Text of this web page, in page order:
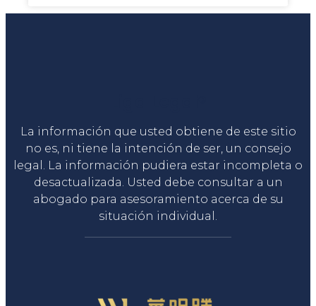
La información que usted obtiene de este sitio
no es, ni tiene la intención de ser, un consejo
legal. La información pudiera estar incompleta o
desactualizada. Usted debe consultar a un
abogado para asesoramiento acerca de su
situación individual.